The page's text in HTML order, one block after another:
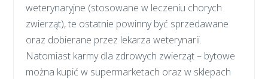
weterynaryjne (stosowane w leczeniu chorych
zwierząt), te ostatnie powinny być sprzedawane
oraz dobierane przez lekarza weterynarii.
Natomiast karmy dla zdrowych zwierząt – bytowe
można kupić w supermarketach oraz w sklepach